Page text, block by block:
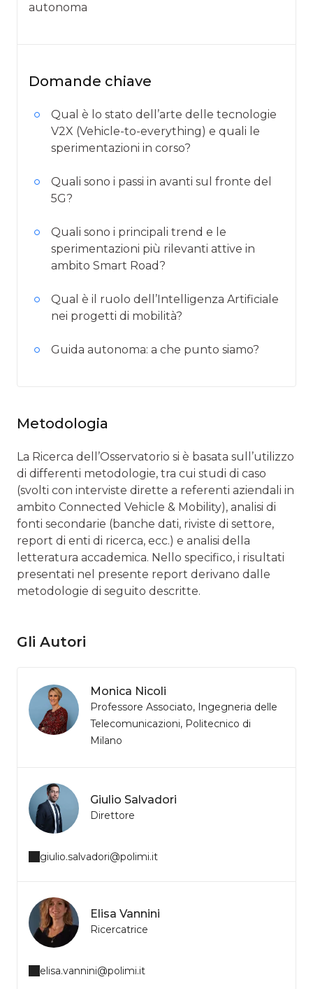
autonoma
Domande chiave
Qual è lo stato dell’arte delle tecnologie
V2X (Vehicle-to-everything) e quali le
sperimentazioni in corso?
Quali sono i passi in avanti sul fronte del
5G?
Quali sono i principali trend e le
sperimentazioni più rilevanti attive in
ambito Smart Road?
Qual è il ruolo dell’Intelligenza Artificiale
nei progetti di mobilità?
Guida autonoma: a che punto siamo?
Metodologia
La Ricerca dell’Osservatorio si è basata sull’utilizzo
di differenti metodologie, tra cui studi di caso
(svolti con interviste dirette a referenti aziendali in
ambito Connected Vehicle & Mobility), analisi di
fonti secondarie (banche dati, riviste di settore,
report di enti di ricerca, ecc.) e analisi della
letteratura accademica. Nello specifico, i risultati
presentati nel presente report derivano dalle
metodologie di seguito descritte.
Gli Autori
Monica Nicoli
Professore Associato, Ingegneria delle
Telecomunicazioni, Politecnico di
Milano
Giulio Salvadori
Direttore
giulio.salvadori@polimi.it
Elisa Vannini
Ricercatrice
elisa.vannini@polimi.it